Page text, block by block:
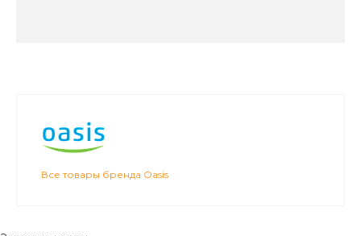
Все товары бренда Oasis